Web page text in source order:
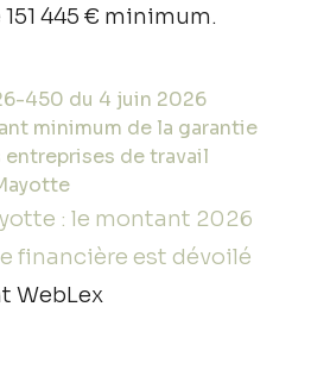
445 € minimum.
450 du 4 juin 2026
minimum de la garantie
de travail
: le montant 2026
financière est dévoilé
WebLex